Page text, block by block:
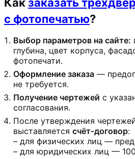
Какзаказать
с фотопечатью?
Выбор параметров на сайте:
глубина, цвет корпуса,
фотопечати.
Оформление заказа —
не требуется.
Получение чертежей с
согласования.
После утверждения
выставляется счёт‑договор:
– для физических лиц —
– для юридических лиц —